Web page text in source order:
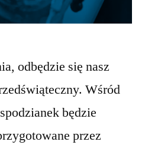
odbędzie się nasz
Wśród
będzie
przez